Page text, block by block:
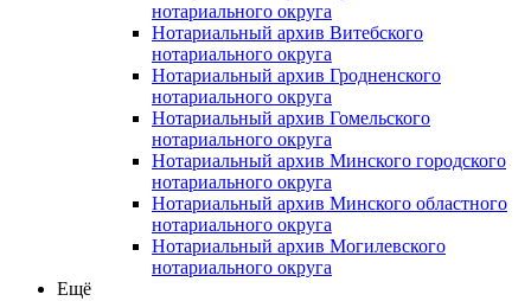
нотариального округа
Нотариальный архив Витебского
нотариального округа
Нотариальный архив Гродненского
нотариального округа
Нотариальный архив Гомельского
нотариального округа
Нотариальный архив Минского городского
нотариального округа
Нотариальный архив Минского областного
нотариального округа
Нотариальный архив Могилевского
нотариального округа
Ещё